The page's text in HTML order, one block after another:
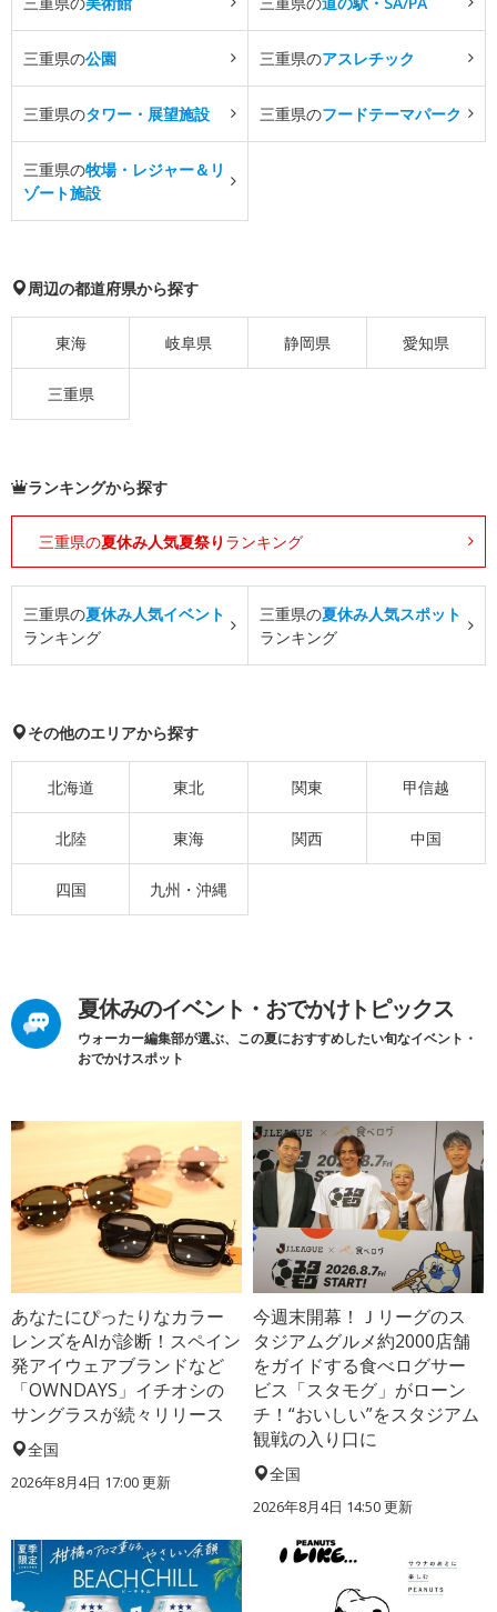
三重県の公園 三重県のアスレチック
三重県のタワー・展望施設 三重県のフードテーマパーク
三重県の牧場・レジャー＆リ
ゾート施設
周辺の都道府県から探す
東海 岐阜県 静岡県 愛知県
三重県
ランキングから探す
三重県の夏休み人気夏祭り ランキング
三重県の夏休み人気イベント
ランキング
三重県の夏休み人気スポット
ランキング
その他のエリアから探す
北海道 東北 関東 甲信越
北陸 東海 関西 中国
四国 九州・沖縄
夏休みのイベント・おでかけトピックス
ウォーカー編集部が選ぶ、この夏におすすめしたい旬なイベント・
おでかけスポット
あなたにぴったりなカラー
レンズをAIが診断！スペイン
発アイウェアブランドなど
「OWNDAYS」イチオシの
サングラスが続々リリース
全国
2026年8月4日 17:00更新
今週末開幕！Ｊリーグのス
タジアムグルメ約2000店舗
をガイドする食べログサー
ビス「スタモグ」がローン
チ！“おいしい”をスタジアム
観戦の入り口に
全国
2026年8月4日 14:50更新